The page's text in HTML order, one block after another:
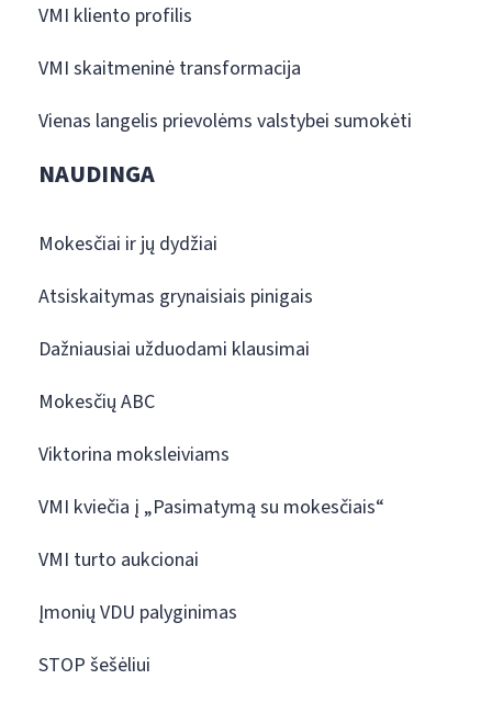
VMI kliento profilis
VMI skaitmeninė transformacija
Vienas langelis prievolėms valstybei sumokėti
NAUDINGA
Mokesčiai ir jų dydžiai
Atsiskaitymas grynaisiais pinigais
Dažniausiai užduodami klausimai
Mokesčių ABC
Viktorina moksleiviams
VMI kviečia į „Pasimatymą su mokesčiais“
VMI turto aukcionai
Įmonių VDU palyginimas
STOP šešėliui